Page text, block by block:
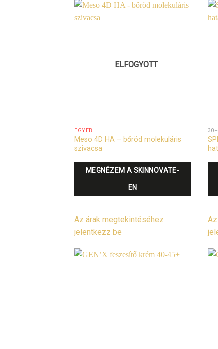
ELFOGYOTT
EGYÉB
Meso 4D HA – bőröd molekuláris
szivacsa
MEGNÉZEM A SKINNOVATE-
EN
Az árak megtekintéséhez
jelentkezz be
30+